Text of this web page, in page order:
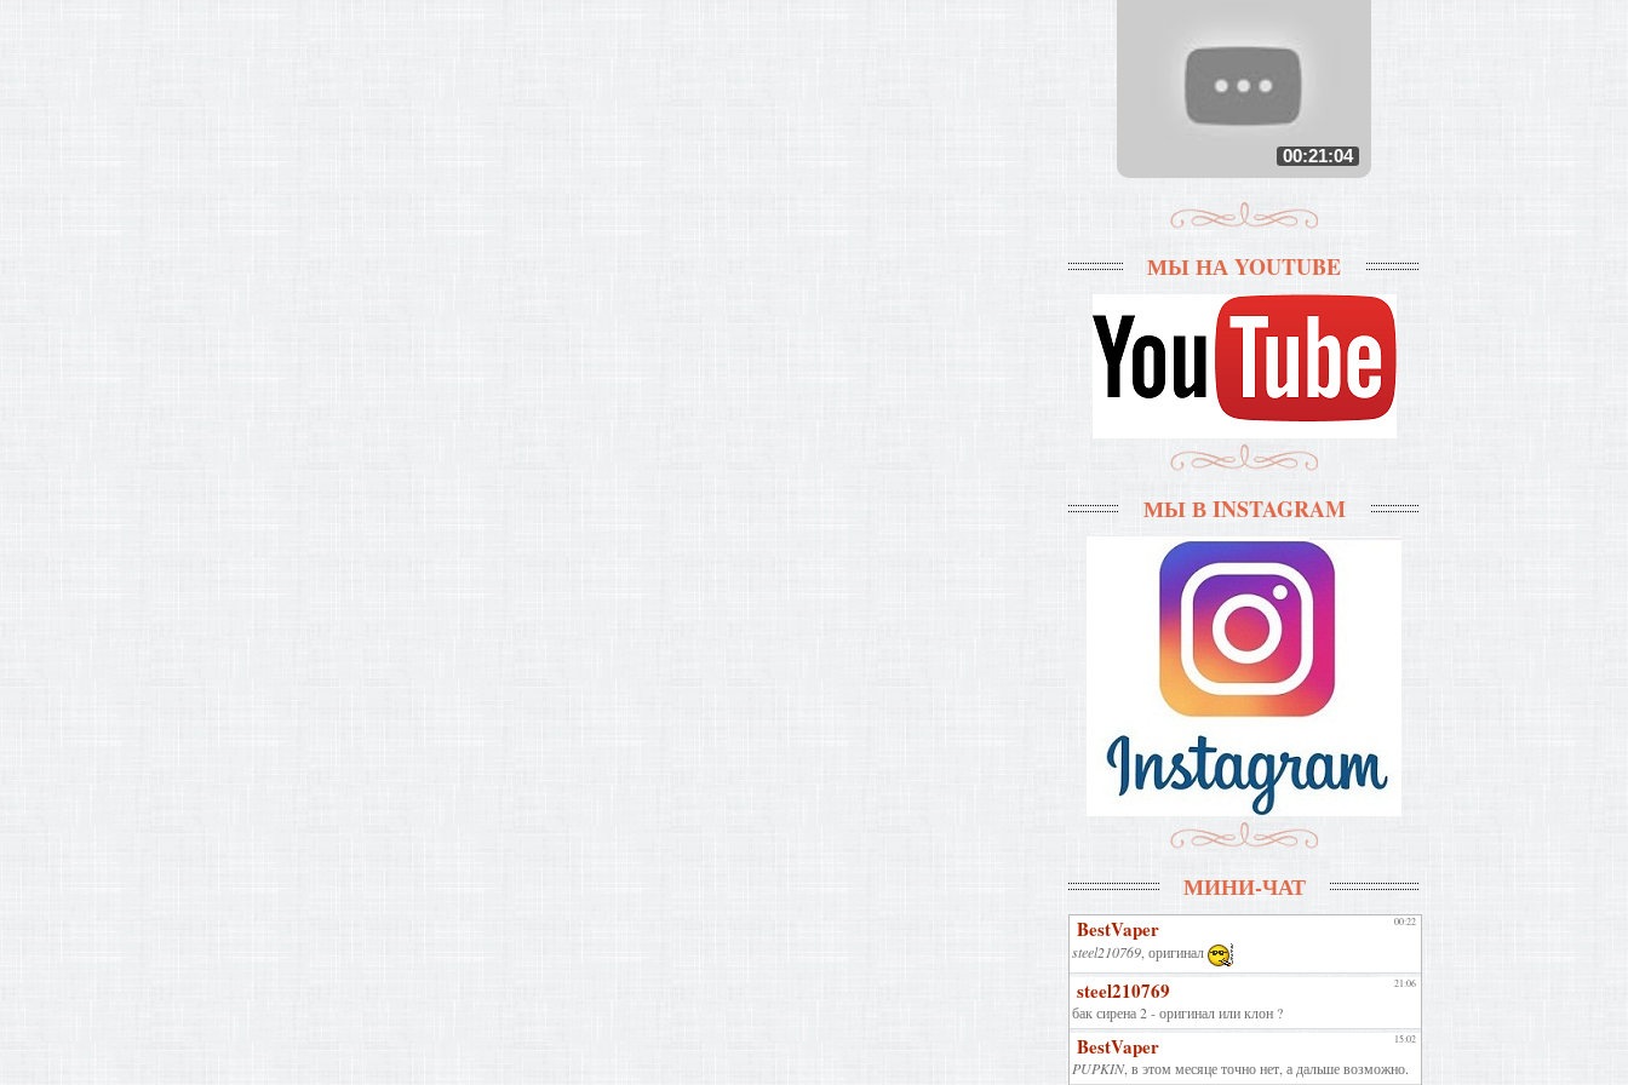
00:21:04
МЫ НА YOUTUBE
МЫ В INSTAGRAM
МИНИ-ЧАТ